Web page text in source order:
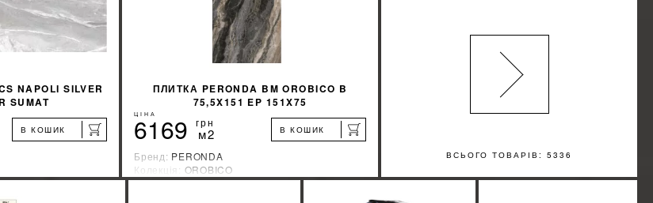
NAPOLI SILVER
SUMAT
В КОШИК
ПЛИТКА PERONDA BM OROBICO B
75,5X151 EP 151X75
ЦІНА
6169 грн
м2 В КОШИК
Бренд: PERONDA
Колекція: OROBICO
Країна-виробник:Испания
ВСЬОГО ТОВАРІВ: 5336